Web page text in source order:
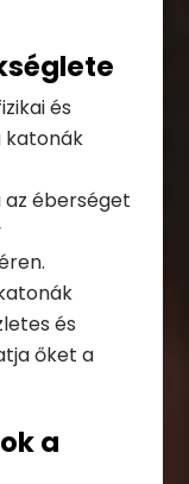
és
éberséget
és
őket a
a